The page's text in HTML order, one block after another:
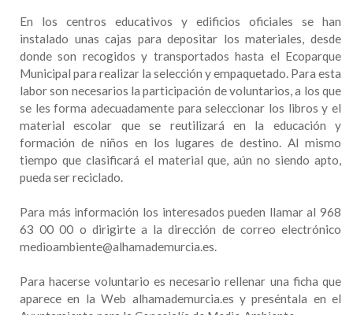
En los centros educativos y edificios oficiales se han
instalado unas cajas para depositar los materiales, desde
donde son recogidos y transportados hasta el Ecoparque
Municipal para realizar la selección y empaquetado. Para esta
labor son necesarios la participación de voluntarios, a los que
se les forma adecuadamente para seleccionar los libros y el
material escolar que se reutilizará en la educación y
formación de niños en los lugares de destino. Al mismo
tiempo que clasificará el material que, aún no siendo apto,
pueda ser reciclado.
Para más información los interesados pueden llamar al 968
63 00 00 o dirigirte a la dirección de correo electrónico
medioambiente@alhamademurcia.es.
Para hacerse voluntario es necesario rellenar una ficha que
aparece en la Web alhamademurcia.es y preséntala en el